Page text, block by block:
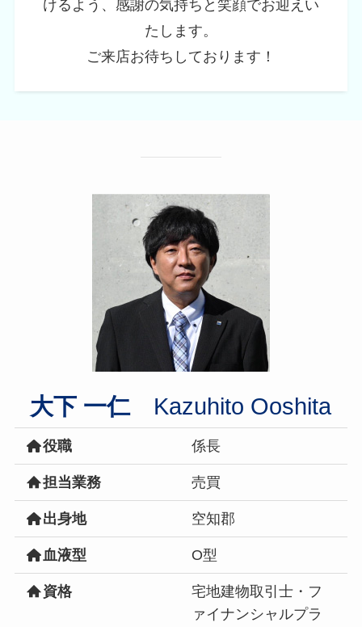
けるよう、感謝の気持ちと笑顔でお迎えい
たします。
ご来店お待ちしております！
大下 一仁Kazuhito Ooshita
役職 係長
担当業務 売買
出身地 空知郡
血液型 O型
資格
宅地建物取引士・フ
ァイナンシャルプラ